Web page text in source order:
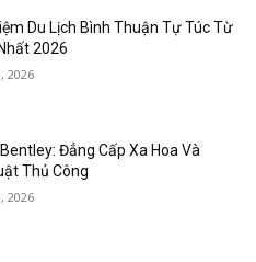
Du Lịch Bình Thuận Tự Túc Từ
2026
2026
Đẳng Cấp Xa Hoa Và
Thủ Công
2026